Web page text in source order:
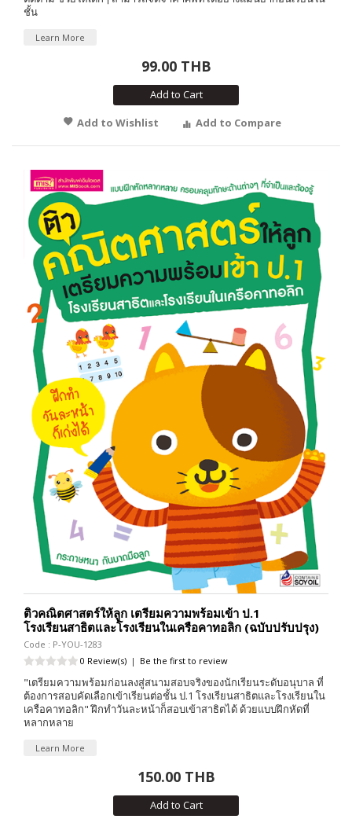
ชั้น
Learn More
99.00 THB
Add to Cart
Add to Wishlist
Add to Compare
ติวคณิตศาสตร์ให้ลูก เตรียมความพร้อมเข้า ป.1
โรงเรียนสาธิตและโรงเรียนในเครือคาทอลิก (ฉบับปรับปรุง)
Code : P-YOU-1283
0 Review(s) | Be the first to review
"เตรียมความพร้อมก่อนลงสู่สนามสอบจริงของนักเรียนระดับอนุบาล ที่
ต้องการสอบคัดเลือกเข้าเรียนต่อชั้น ป.1 โรงเรียนสาธิตและโรงเรียนใน
เครือคาทอลิก" ฝึกทำวันละหน้าก็สอบเข้าสาธิตได้ ด้วยแบบฝึกหัดที่
หลากหลาย
Learn More
150.00 THB
Add to Cart